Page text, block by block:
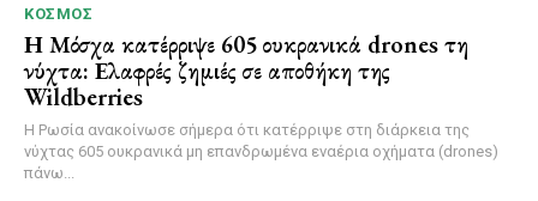
ΚΌΣΜΟΣ
Η Μόσχα κατέρριψε 605 ουκρανικά drones τη
νύχτα: Ελαφρές ζημιές σε αποθήκη της
Wildberries
Η Ρωσία ανακοίνωσε σήμερα ότι κατέρριψε στη διάρκεια της
νύχτας 605 ουκρανικά μη επανδρωμένα εναέρια οχήματα (drones)
πάνω...